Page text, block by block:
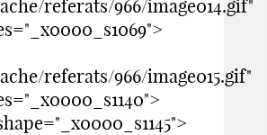
referats/966/image014.gif"
referats/966/image015.gif"